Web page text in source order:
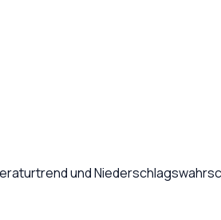
und